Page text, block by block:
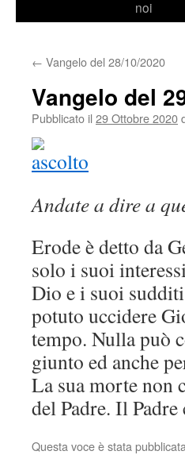
noi
← Vangelo del 28/10/2020
Vangelo del
Pubblicato il 29 Ottobre 2020
Andate a dire a
Erode è detto da
solo i suoi
Dio e i suoi
potuto uccidere
tempo. Nulla può
giunto ed anche
La sua morte non
del Padre. Il
Questa voce è stata